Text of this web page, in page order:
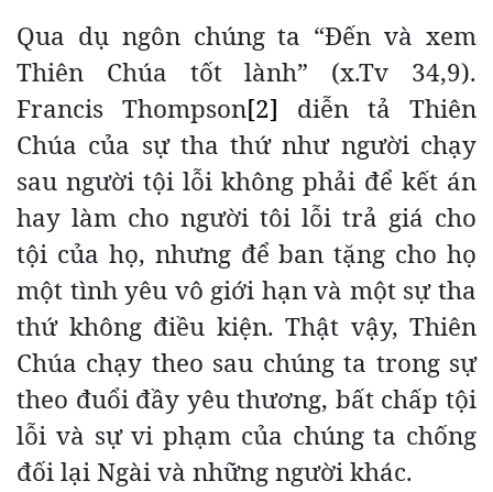
Qua dụ ngôn chúng ta “Đến và xem
Thiên Chúa tốt lành” (x.Tv 34,9).
Francis Thompson[2] diễn tả Thiên
Chúa của sự tha thứ như người chạy
sau người tội lỗi không phải để kết án
hay làm cho người tôi lỗi trả giá cho
tội của họ, nhưng để ban tặng cho họ
một tình yêu vô giới hạn và một sự tha
thứ không điều kiện. Thật vậy, Thiên
Chúa chạy theo sau chúng ta trong sự
theo đuổi đầy yêu thương, bất chấp tội
lỗi và sự vi phạm của chúng ta chống
đối lại Ngài và những người khác.